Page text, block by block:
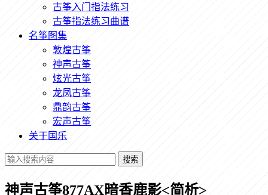
古筝入门指法练习
古筝指法练习曲谱
名筝图集
敦煌古筝
神声古筝
炫光古筝
龙凤古筝
鼎韵古筝
宏声古筝
关于国乐
搜索
神声古筝877AX暗香鹿影<简析>